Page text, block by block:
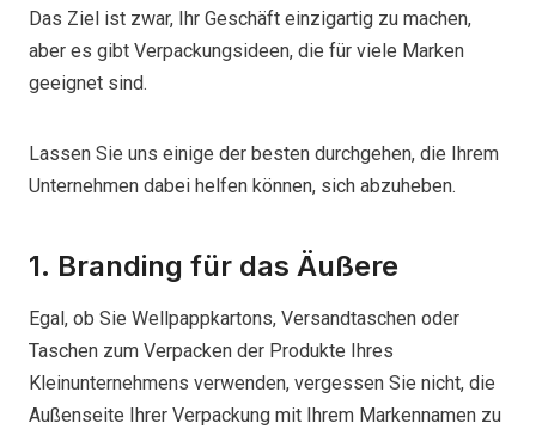
Das Ziel ist zwar, Ihr Geschäft einzigartig zu machen,
aber es gibt Verpackungsideen, die für viele Marken
geeignet sind.
Lassen Sie uns einige der besten durchgehen, die Ihrem
Unternehmen dabei helfen können, sich abzuheben.
1. Branding für das Äußere
Egal, ob Sie Wellpappkartons, Versandtaschen oder
Taschen zum Verpacken der Produkte Ihres
Kleinunternehmens verwenden, vergessen Sie nicht, die
Außenseite Ihrer Verpackung mit Ihrem Markennamen zu